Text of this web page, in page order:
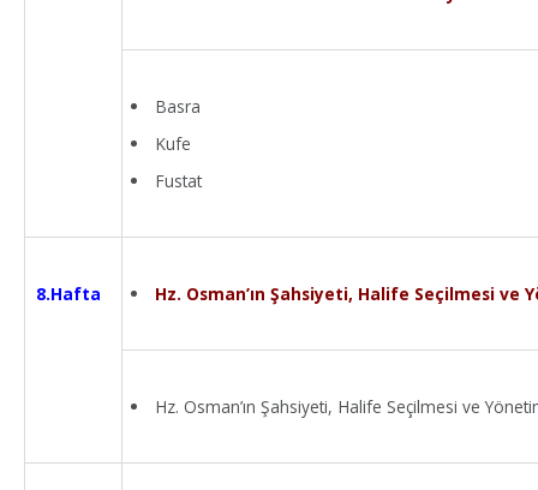
Basra
Kufe
Fustat
8.Hafta Hz. Osman’ın Şahsiyeti, Halife Seçilmesi ve
Hz. Osman’ın Şahsiyeti, Halife Seçilmesi ve